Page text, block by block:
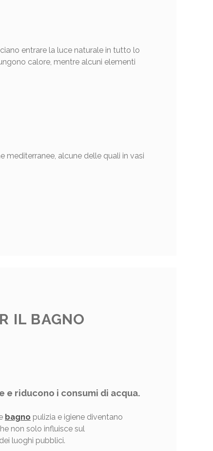
entrare la luce naturale in tutto lo
calore, mentre alcuni elementi
mediterranee, alcune delle quali in vasi
IL BAGNO
riducono i consumi di acqua.
bagno pulizia e igiene diventano
non solo influisce sul
luoghi pubblici.